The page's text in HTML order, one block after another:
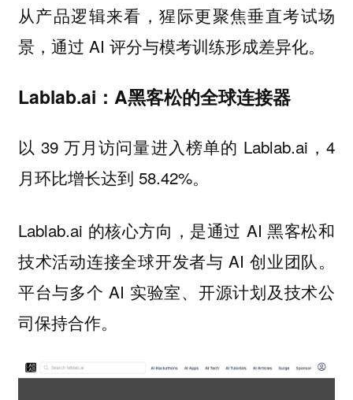
从产品逻辑来看，猩际更聚焦垂直考试场
景，通过 AI 评分与模考训练形成差异化。
Lablab.ai：A黑客松的全球连接器
以 39 万月访问量进入榜单的 Lablab.ai，4
月环比增长达到 58.42%。
Lablab.ai 的核心方向，是通过 AI 黑客松和
技术活动连接全球开发者与 AI 创业团队。
平台与多个 AI 实验室、开源计划及技术公
司保持合作。